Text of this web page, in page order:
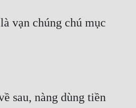
vạn chúng chú mục
sau, nàng dùng tiền